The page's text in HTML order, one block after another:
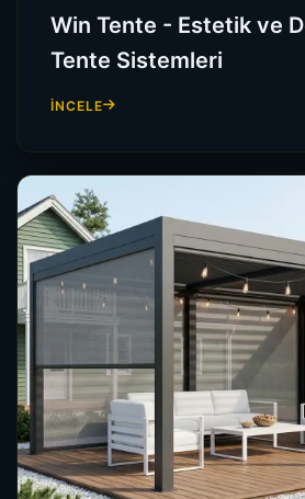
Win Tente - Estetik ve
Tente Sistemleri
İNCELE